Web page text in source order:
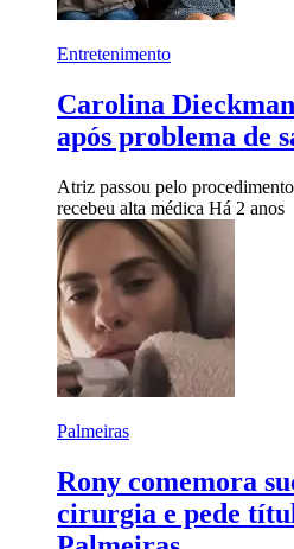
Entretenimento
Carolina
após problema de
Atriz passou pelo
recebeu alta médica Há 2 anos
Palmeiras
Rony comemora
cirurgia e pede